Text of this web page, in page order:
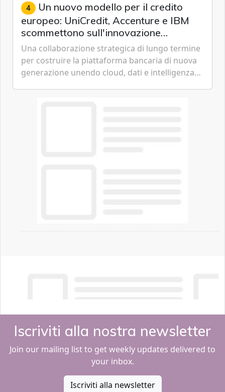
4 Un nuovo modello per il credito
europeo: UniCredit, Accenture e IBM
scommettono sull'innovazione
tecnologica
Una collaborazione strategica di lungo termine
per costruire la piattaforma bancaria di nuova
generazione unendo cloud, dati e intelligenza
Iscriviti alla nostra newsletter
Join our mailing list to get weekly updates delivered to
your inbox.
Iscriviti alla newsletter